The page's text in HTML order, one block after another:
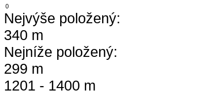
0
Nejvýše položený:
340 m
Nejníže položený:
299 m
1201 - 1400 m